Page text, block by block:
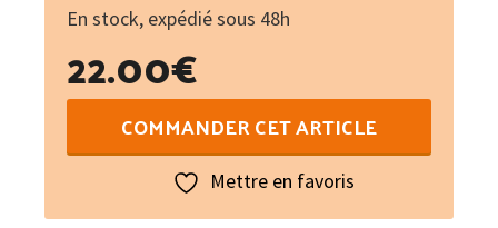
En stock, expédié sous 48h
22.00€
de
COMMANDER CET ARTICLE
Mettre en favoris